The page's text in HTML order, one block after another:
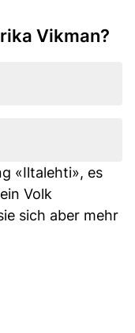
Vikman?
«Iltalehti», es
Volk
sich aber mehr